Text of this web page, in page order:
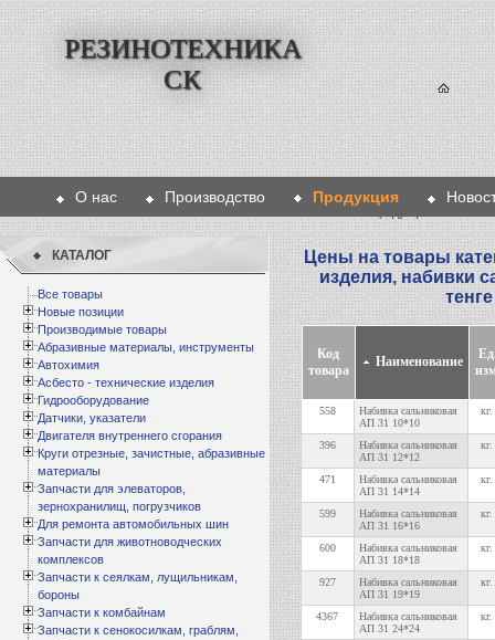
РЕЗИНОТЕХНИКА
СК
О нас Производство Продукция
КАТАЛОГ
Все товары
Новые позиции
Производимые товары
Абразивные материалы, инструменты
Автохимия
Асбесто - технические изделия
Гидрооборудование
Датчики, указатели
Двигателя внутреннего сгорания
Круги отрезные, зачистные, абразивные
материалы
Запчасти для элеваторов,
зернохранилищ, погрузчиков
Для ремонта автомобильных шин
Запчасти для животноводческих
комплексов
Запчасти к сеялкам, лущильникам,
бороны
Запчасти к комбайнам
Запчасти к сенокосилкам, граблям,
Цены на товары
изделия, набивки
Код
товара
Наименование
558
Набивка сальниковая
АП 31 10*10
кг.
396
Набивка сальниковая
АП 31 12*12
кг.
471
Набивка сальниковая
АП 31 14*14
кг.
599
Набивка сальниковая
АП 31 16*16
кг.
600
Набивка сальниковая
АП 31 18*18
кг.
927
Набивка сальниковая
АП 31 19*19
кг.
4367
Набивка сальниковая
АП 31 24*24
кг.